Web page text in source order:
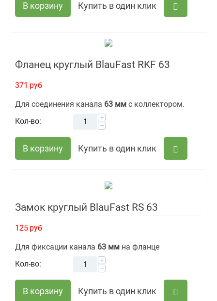
В корзину Купить в один клик
Фланец круглый BlauFast RKF 63
371 руб
Для соединения канала 63 мм с коллектором.
Кол-во:
+
−
В корзину Купить в один клик
Замок круглый BlauFast RS 63
125 руб
Для фиксации канала 63 мм на фланце
Кол-во:
+
−
В корзину Купить в один клик